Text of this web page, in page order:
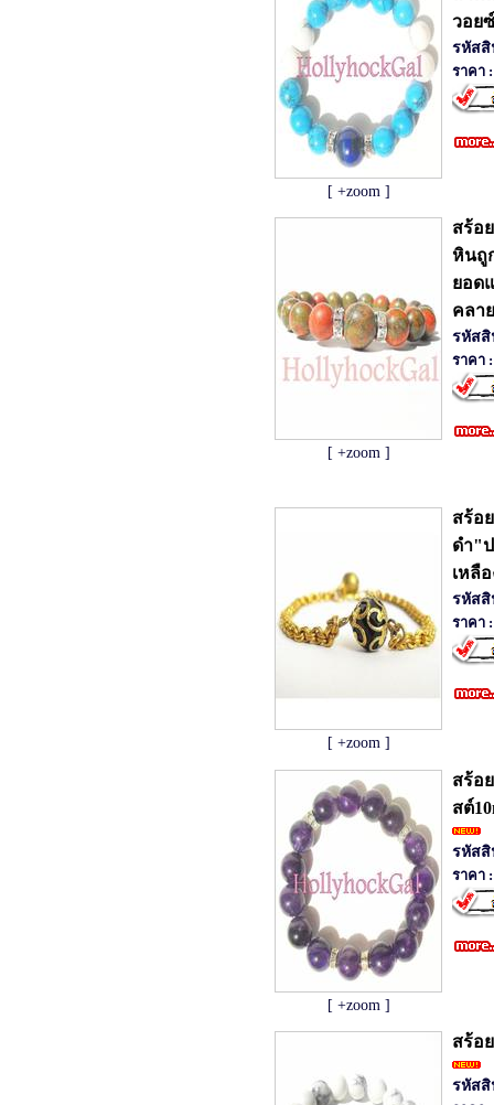
[ +zoom ]
วอย
รหัสสิ
ราคา
[ +zoom ]
สร้อ
หินถู
ยอด
คลา
รหัสสิ
ราคา
[ +zoom ]
สร้อ
ดำ"
เหลื
รหัสสิ
ราคา
[ +zoom ]
สร้อ
สต์
รหัสสิ
ราคา
สร้อ
รหัสสิ